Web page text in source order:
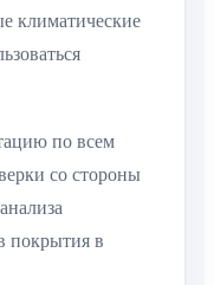
климатические
по всем
со стороны
покрытия в